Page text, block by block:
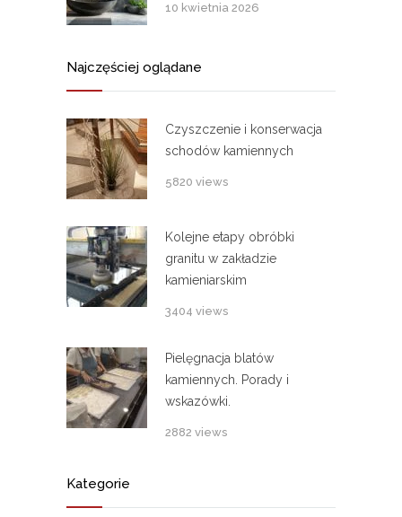
10 kwietnia 2026
Najczęściej oglądane
Czyszczenie i konserwacja
schodów kamiennych
5820 views
Kolejne etapy obróbki
granitu w zakładzie
kamieniarskim
3404 views
Pielęgnacja blatów
kamiennych. Porady i
wskazówki.
2882 views
Kategorie